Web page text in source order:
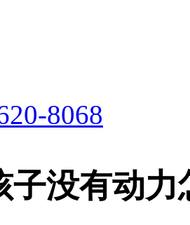
8068
子没有动力